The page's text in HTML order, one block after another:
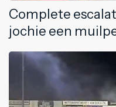
Complete
jochie een